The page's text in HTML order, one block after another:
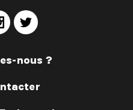
nous ?